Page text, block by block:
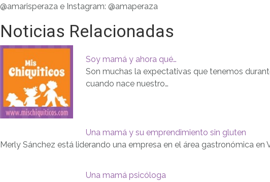
@amarisperaza e Instagram: @amaperaza
Noticias Relacionadas
Soy mamá y ahora qué…
Son muchas la expectativas que tenemos
cuando nace nuestro…
Una mamá y su emprendimiento sin gluten
Merly Sánchez está liderando una empresa en el área gastronómica en
Una mamá psicóloga